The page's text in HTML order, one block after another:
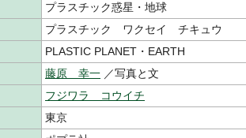
プラスチック惑星・地球
プラスチック ワクセイ チキュウ
PLASTIC PLANET・EARTH
藤原 幸一 ／写真と文
フジワラ コウイチ
東京